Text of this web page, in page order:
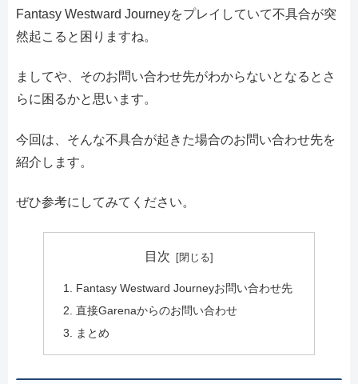
Fantasy Westward Journeyをプレイしていて不具合が突
然起こると困りますね。
ましてや、そのお問い合わせ先がわからないとなるとさ
らに困るかと思います。
今回は、そんな不具合が起きた場合のお問い合わせ先を
紹介します。
ぜひ参考にしてみてください。
目次
Fantasy Westward Journeyお問い合わせ先
直接Garenaからのお問い合わせ
まとめ